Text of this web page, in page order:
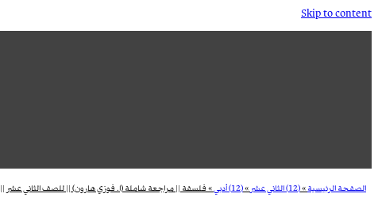
Skip to content
الصفحة الرئيسية»(12) الثاني عشر »(12) أدبي »فلسفة || مراجعة شاملة (ا. فوزي هارون) || للصف الثاني عشر